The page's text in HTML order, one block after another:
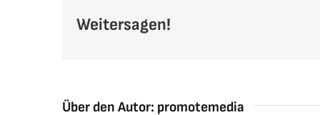
Weitersagen!
Über den Autor: promotemedia